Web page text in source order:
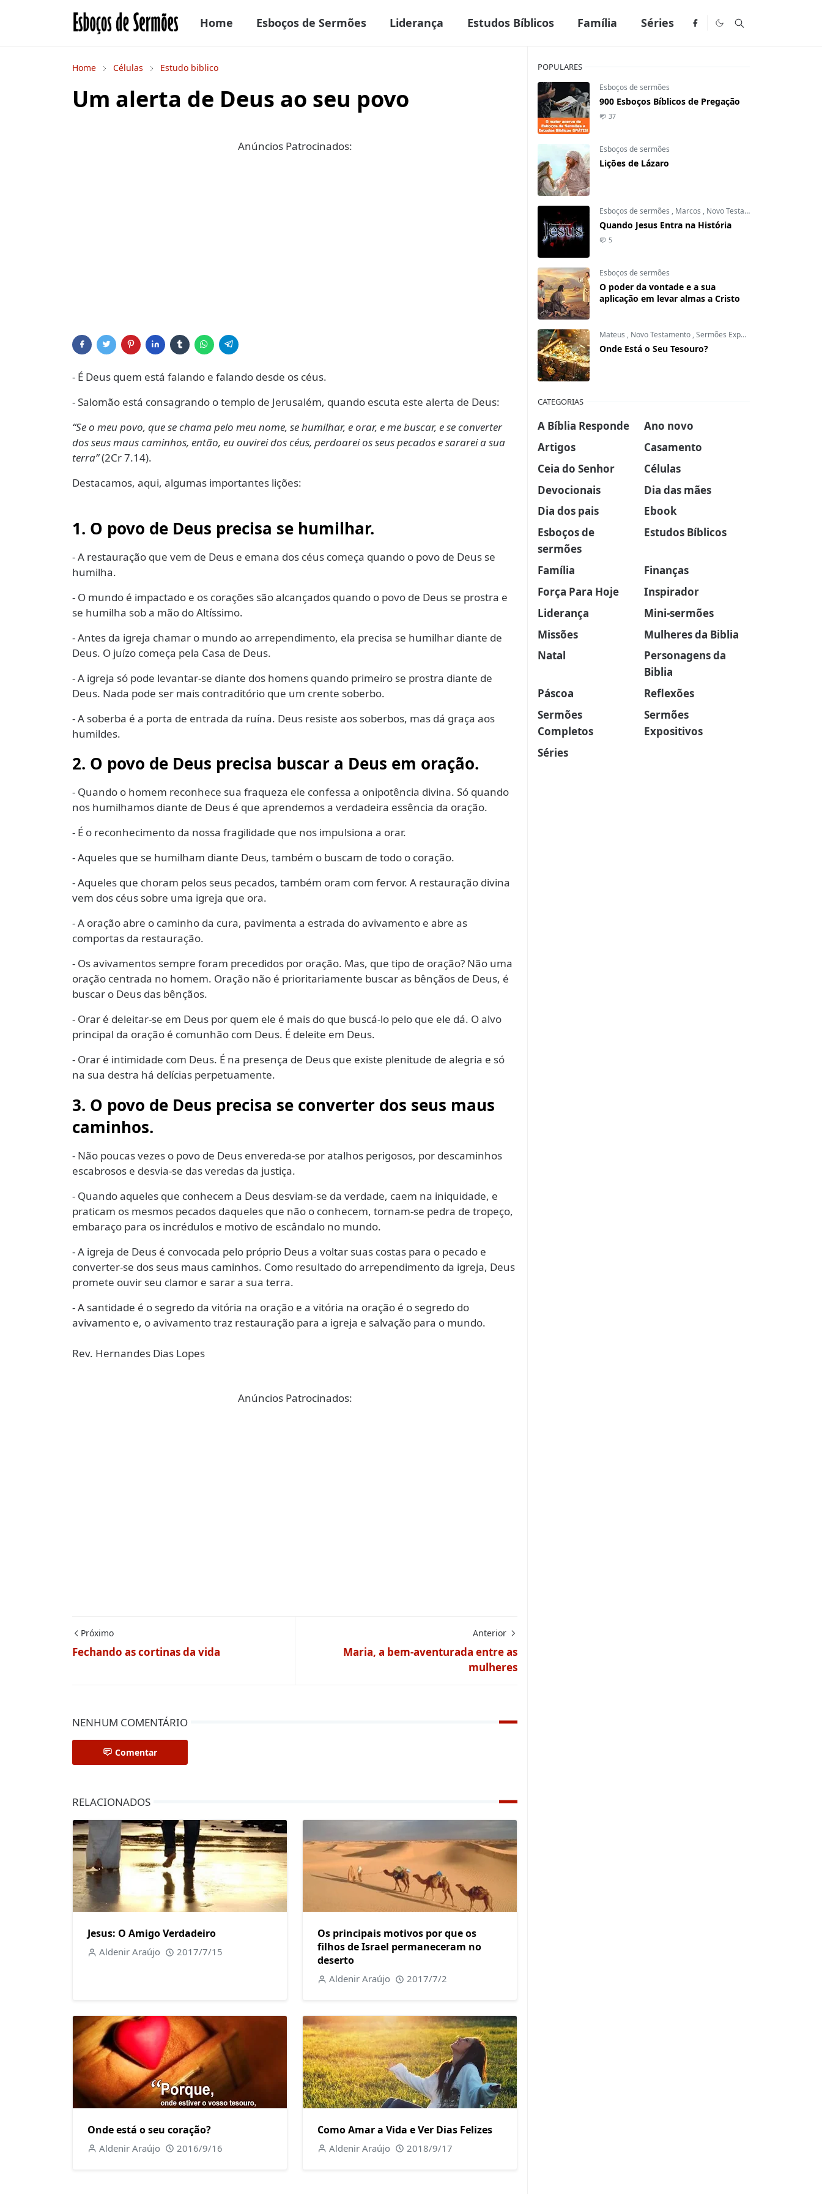
Home Esboços de Sermões Liderança Estudos Bíblicos Família Séries
Home Células Estudo biblico
Um alerta de Deus ao seu povo
Anúncios Patrocinados:
- É Deus quem está falando e falando desde os céus.
- Salomão está consagrando o templo de Jerusalém, quando escuta este alerta de Deus:
“Se o meu povo, que se chama pelo meu nome, se humilhar, e orar, e me buscar, e se converter
dos seus maus caminhos, então, eu ouvirei dos céus, perdoarei os seus pecados e sararei a sua
terra”(2Cr 7.14).
Destacamos, aqui, algumas importantes lições:
1. O povo de Deus precisa se humilhar.
- A restauração que vem de Deus e emana dos céus começa quando o povo de Deus se
humilha.
- O mundo é impactado e os corações são alcançados quando o povo de Deus se prostra e
se humilha sob a mão do Altíssimo.
- Antes da igreja chamar o mundo ao arrependimento, ela precisa se humilhar diante de
Deus. O juízo começa pela Casa de Deus.
- A igreja só pode levantar-se diante dos homens quando primeiro se prostra diante de
Deus. Nada pode ser mais contraditório que um crente soberbo.
- A soberba é a porta de entrada da ruína. Deus resiste aos soberbos, mas dá graça aos
humildes.
2. O povo de Deus precisa buscar a Deus em oração.
- Quando o homem reconhece sua fraqueza ele confessa a onipotência divina. Só quando
nos humilhamos diante de Deus é que aprendemos a verdadeira essência da oração.
- É o reconhecimento da nossa fragilidade que nos impulsiona a orar.
- Aqueles que se humilham diante Deus, também o buscam de todo o coração.
- Aqueles que choram pelos seus pecados, também oram com fervor. A restauração divina
vem dos céus sobre uma igreja que ora.
- A oração abre o caminho da cura, pavimenta a estrada do avivamento e abre as
comportas da restauração.
- Os avivamentos sempre foram precedidos por oração. Mas, que tipo de oração? Não uma
oração centrada no homem. Oração não é prioritariamente buscar as bênçãos de Deus, é
buscar o Deus das bênçãos.
- Orar é deleitar-se em Deus por quem ele é mais do que buscá-lo pelo que ele dá. O alvo
principal da oração é comunhão com Deus. É deleite em Deus.
- Orar é intimidade com Deus. É na presença de Deus que existe plenitude de alegria e só
na sua destra há delícias perpetuamente.
3. O povo de Deus precisa se converter dos seus maus
caminhos.
- Não poucas vezes o povo de Deus envereda-se por atalhos perigosos, por descaminhos
escabrosos e desvia-se das veredas da justiça.
- Quando aqueles que conhecem a Deus desviam-se da verdade, caem na iniquidade, e
praticam os mesmos pecados daqueles que não o conhecem, tornam-se pedra de tropeço,
embaraço para os incrédulos e motivo de escândalo no mundo.
- A igreja de Deus é convocada pelo próprio Deus a voltar suas costas para o pecado e
converter-se dos seus maus caminhos. Como resultado do arrependimento da igreja, Deus
promete ouvir seu clamor e sarar a sua terra.
- A santidade é o segredo da vitória na oração e a vitória na oração é o segredo do
avivamento e, o avivamento traz restauração para a igreja e salvação para o mundo.
Rev. Hernandes Dias Lopes
Anúncios Patrocinados:
Próximo
Fechando as cortinas da vida
Anterior
Maria, a bem-aventurada entre as
mulheres
NENHUM COMENTÁRIO
Comentar
RELACIONADOS
Jesus: O Amigo Verdadeiro
Aldenir Araújo 2017/7/15
Os principais motivos por que os
filhos de Israel permaneceram no
deserto
Aldenir Araújo 2017/7/2
Onde está o seu coração?
Aldenir Araújo 2016/9/16
Como Amar a Vida e Ver Dias Felizes
Aldenir Araújo 2018/9/17
POPULARES
Esboços de sermões
900 Esboços Bíblicos de Pregação
37
Esboços de sermões
Lições de Lázaro
Esboços de sermões , Marcos , Novo Testamento
Quando Jesus Entra na História
5
Esboços de sermões
O poder da vontade e a sua
aplicação em levar almas a Cristo
Mateus , Novo Testamento ,Sermões Expositivos
Onde Está o Seu Tesouro?
CATEGORIAS
A Bíblia Responde
Ano novo
Artigos
Casamento
Ceia do Senhor
Células
Devocionais
Dia das mães
Dia dos pais
Ebook
Esboços de
sermões
Estudos Bíblicos
Família
Finanças
Força Para Hoje
Inspirador
Liderança
Mini-sermões
Missões
Mulheres da Biblia
Natal
Personagens da
Biblia
Páscoa
Reflexões
Sermões
Completos
Sermões
Expositivos
Séries